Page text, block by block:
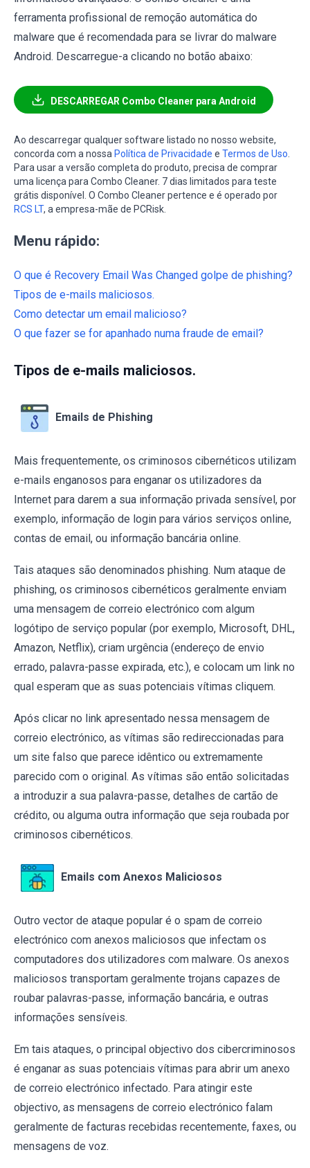
ferramenta profissional de remoção automática do
malware que é recomendada para se livrar do malware
Android. Descarregue-a clicando no botão abaixo:
DESCARREGAR Combo Cleaner para Android
Ao descarregar qualquer software listado no nosso website,
concorda com a nossa Política de Privacidade e Termos de Uso
Para usar a versão completa do produto, precisa de comprar
uma licença para Combo Cleaner. 7 dias limitados para teste
grátis disponível. O Combo Cleaner pertence e é operado por
RCS LT, a empresa-mãe de PCRisk.
Menu rápido:
O que é Recovery Email Was Changed golpe de phishing?
Tipos de e-mails maliciosos.
Como detectar um email malicioso?
O que fazer se for apanhado numa fraude de email?
Tipos de e-mails maliciosos.
Emails de Phishing
Mais frequentemente, os criminosos cibernéticos utilizam
e-mails enganosos para enganar os utilizadores da
Internet para darem a sua informação privada sensível, por
exemplo, informação de login para vários serviços online,
contas de email, ou informação bancária online.
Tais ataques são denominados phishing. Num ataque de
phishing, os criminosos cibernéticos geralmente enviam
uma mensagem de correio electrónico com algum
logótipo de serviço popular (por exemplo, Microsoft, DHL,
Amazon, Netflix), criam urgência (endereço de envio
errado, palavra-passe expirada, etc.), e colocam um link no
qual esperam que as suas potenciais vítimas cliquem.
Após clicar no link apresentado nessa mensagem de
correio electrónico, as vítimas são redireccionadas para
um site falso que parece idêntico ou extremamente
parecido com o original. As vítimas são então solicitadas
a introduzir a sua palavra-passe, detalhes de cartão de
crédito, ou alguma outra informação que seja roubada por
criminosos cibernéticos.
Emails com Anexos Maliciosos
Outro vector de ataque popular é o spam de correio
electrónico com anexos maliciosos que infectam os
computadores dos utilizadores com malware. Os anexos
maliciosos transportam geralmente trojans capazes de
roubar palavras-passe, informação bancária, e outras
informações sensíveis.
Em tais ataques, o principal objectivo dos cibercriminosos
é enganar as suas potenciais vítimas para abrir um anexo
de correio electrónico infectado. Para atingir este
objectivo, as mensagens de correio electrónico falam
geralmente de facturas recebidas recentemente, faxes, ou
mensagens de voz.